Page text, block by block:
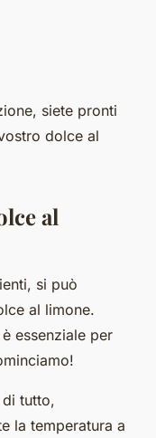
siete pronti
dolce al
al
si può
al limone.
essenziale per
di tutto,
la temperatura a